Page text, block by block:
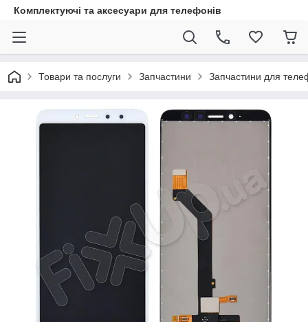
Комплектуючі та аксесуари для телефонів
Товари та послуги Запчастини Запчастини для